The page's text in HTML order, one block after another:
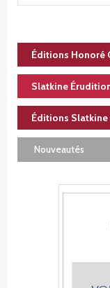
Éditions Honoré
Slatkine
Éditions Slatkine
Nouveautés